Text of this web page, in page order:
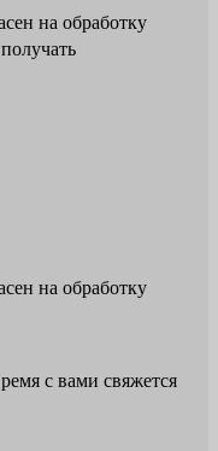
на обработку
на обработку
с вами свяжется